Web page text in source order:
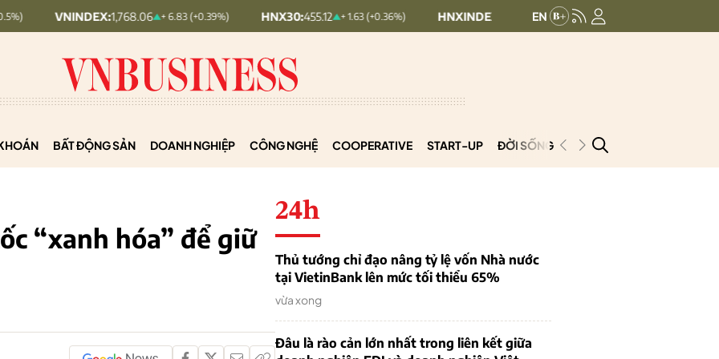
1,768.06 + 6.83 (+0.39%) HNX30: 455.12 + 1.63 (+0.36%) HNXINDEX: 293.44 + 0.25 (+0.09%) UPCOMINDEX:
BẤT ĐỘNG SẢN DOANH NGHIỆP CÔNG NGHỆ COOPERATIVE START-UP ĐỜI SỐNG PODCAST
“xanh hóa” để giữ
24h
Thủ tướng chỉ đạo nâng tỷ lệ vốn Nhà nước
tại VietinBank lên mức tối thiểu 65%
vừa xong
Đâu là rào cản lớn nhất trong liên kết giữa